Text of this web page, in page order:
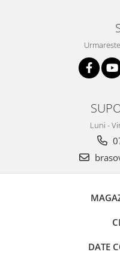
Masini de legat,
Protocol si HORECA
Apa si bauturi racoritoare
Textile si confort pentru
Seturi si accesorii pentru
Trollere, genti si accesorii
Luni -
DATE